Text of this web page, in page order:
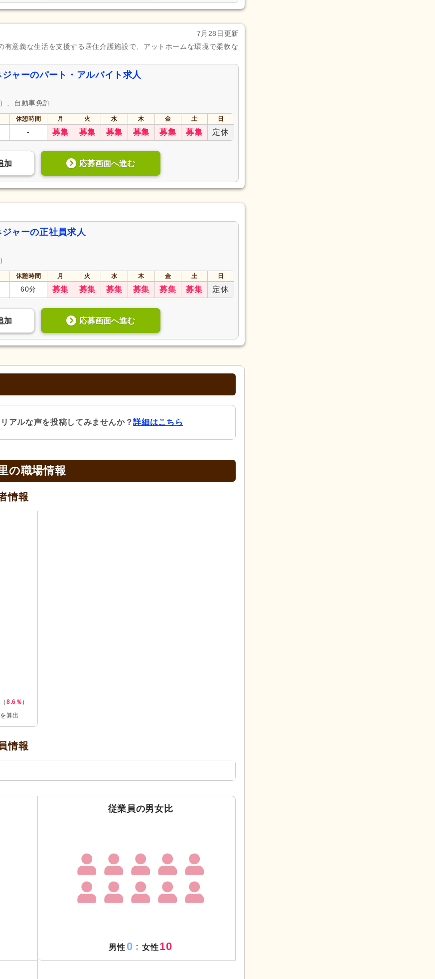
7月28日更新
有意義な生活を支援する居住介護施設で、アットホームな環境で柔軟な
ャーのパート・アルバイト求人
、自動車免許
休憩時間 月 火 水 木 金 土
日
- 募集 募集 募集 募集 募集 募集 定休
加 応募画面へ進む
ャーの正社員求人
休憩時間 月 火 水 木 金 土
日
60分 募集 募集 募集 募集 募集 募集 定休
加 応募画面へ進む
アルな声を投稿してみませんか？詳細はこちら
の職場情報
情報
8.6％ ）
算出
情報
従業員の男女比
男性 0 ： 女性10